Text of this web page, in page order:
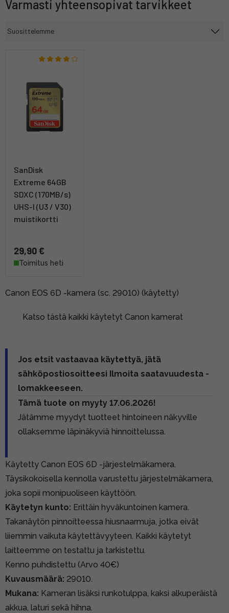
Varmasti yhteensopivat tarvikkeet
SanDisk
Extreme 64GB
SDXC (170MB/s)
UHS-I (U3 / V30)
muistikortti
29,90 €
Toimitus heti
Canon EOS 6D -kamera (sc. 29010) (käytetty)
Katso tästä kaikki käytetyt Canon kamerat
Jos etsit vastaavaa käytettyä, jätä
sähköpostiosoitteesi Ilmoita saatavuudesta -
lomakkeeseen.
Tämä tuote on myyty 17.06.2026!
Jätämme myydyt tuotteet hintoineen näkyville
ollaksemme läpinäkyviä hinnoittelussa.
Käytetty Canon EOS 6D -järjestelmäkamera.
Täysikokoisella kennolla varustettu järjestelmäkamera,
joka sopii monipuoliseen käyttöön.
Käytetyn kunto: Erittäin hyväkuntoinen kamera.
Takanäytön pinnoitteessa hiusnaarmuja, jotka eivät
liiemmin vaikuta käytettävyyteen. Kaikki käytetyt
laitteemme on testattu ja tarkistettu.
Kenno puhdistettu (Arvo 40€)
Kuvausmäärä: 29010.
Mukana: Kameran lisäksi runkotulppa, kaksi alkuperäistä
akkua, laturi sekä hihna.